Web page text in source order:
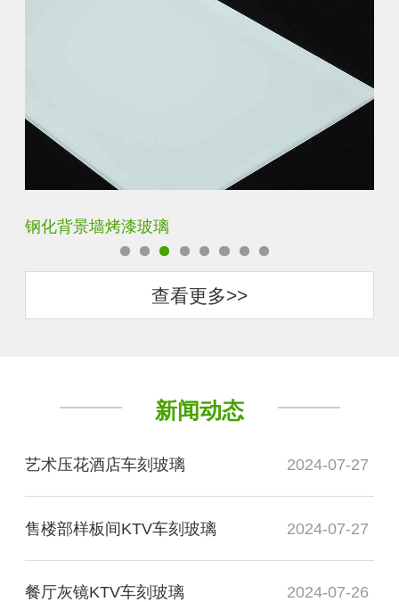
钢化背景墙烤漆玻璃
查看更多>>
新闻动态
艺术压花酒店车刻玻璃 2024-07-27
售楼部样板间KTV车刻玻璃 2024-07-27
餐厅灰镜KTV车刻玻璃 2024-07-26